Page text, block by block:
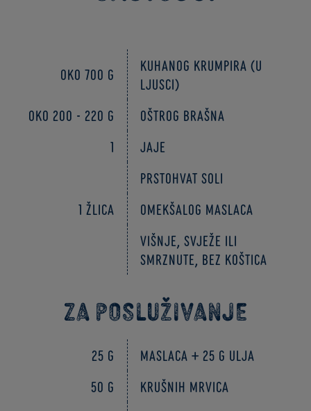
oko 700 g
kuhanog krumpira (u
ljusci)
oko 200 - 220 g
oštrog brašna
1
jaje
prstohvat soli
1 žlica
omekšalog maslaca
višnje, svježe ili
smrznute, bez koštica
Za posluživanje
25 g
maslaca + 25 g ulja
50 g
krušnih mrvica